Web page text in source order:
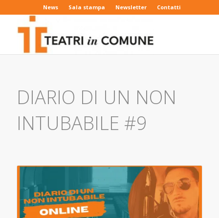
News Sala stampa Newsletter Contatti
DIARIO DI UN NON
INTUBABILE #9